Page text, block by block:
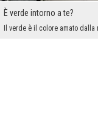
È verde intorno a te?